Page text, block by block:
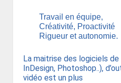
Travail en équipe,
Créativité, Proactivité
Rigueur et autonomie.
La maitrise des logiciels de
InDesign, Photoshop..),
vidéo est un plus